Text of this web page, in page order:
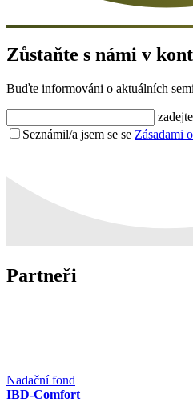
Zůstaňte s námi v
Buďte informováni o aktuálních
Seznámil/a jsem se se Zásadami
Partneři
Nadační fond
IBD-Comfort